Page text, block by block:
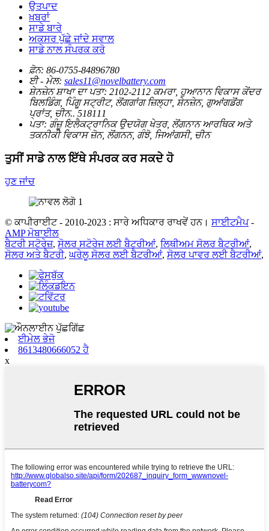
ਉਤਪਾਦ
ਖ਼ਬਰਾਂ
ਸਾਡੇ ਬਾਰੇ
ਅਕਸਰ ਪੁੱਛੇ ਜਾਂਦੇ ਸਵਾਲ
ਸਾਡੇ ਨਾਲ ਸੰਪਰਕ ਕਰੋ
ਫ਼ੋਨ: 86-0755-84896780
ਈ - ਮੇਲ: sales11@novelbattery.com
ਸ਼ੇਨਜ਼ੇਨ ਸ਼ਾਖਾ ਦਾ ਪਤਾ: 2102-2112 ਕਮਰਾ, ਹੁਆਨਾਨ ਵਿਕਾਸ ਕੇਂਦਰ
ਬਿਲਡਿੰਗ, ਪਿੰਗੂ ਸਟ੍ਰੀਟ, ਲੋਂਗਗਾਂਗ ਜ਼ਿਲ੍ਹਾ, ਸ਼ੇਨਜ਼ੇਨ, ਗੁਆਂਗਡੋਂਗ
ਪ੍ਰਾਂਤ, ਚੀਨ.. 518111
ਪਤਾ: ਗੰਜ਼ੂ ਇਲੈਕਟ੍ਰਾਨਿਕ ਉਦਯੋਗ ਖੇਤਰ, ਲੋਂਗਨਾਨ ਆਰਥਿਕ ਅਤੇ
ਤਕਨੀਕੀ ਵਿਕਾਸ ਜ਼ੋਨ, ਲੋਂਗਨਨ, ਗੰਝੋ, ਜਿਆਂਗਸੀ, ਚੀਨ
ਤੁਸੀਂ ਸਾਡੇ ਨਾਲ ਇੱਥੇ ਸੰਪਰਕ ਕਰ ਸਕਦੇ ਹੋ
ਹੁਣ ਜਾਂਚ
© ਕਾਪੀਰਾਈਟ - 2010-2023 : ਸਾਰੇ ਅਧਿਕਾਰ ਰਾਖਵੇਂ ਹਨ। ਸਾਈਟਮੈਪ-
AMP ਮੋਬਾਈਲ
ਬੈਟਰੀ ਸਟੋਰੇਜ਼, ਸੋਲਰ ਸਟੋਰੇਜ ਲਈ ਬੈਟਰੀਆਂ, ਲਿਥੀਅਮ ਸੋਲਰ ਬੈਟਰੀਆਂ,
ਸੋਲਰ ਅਤੇ ਬੈਟਰੀ, ਘਰੇਲੂ ਸੋਲਰ ਲਈ ਬੈਟਰੀਆਂ, ਸੋਲਰ ਪਾਵਰ ਲਈ ਬੈਟਰੀਆਂ,
ਈਮੇਲ ਭੇਜੋ
8613480666052 ਹੈ
x